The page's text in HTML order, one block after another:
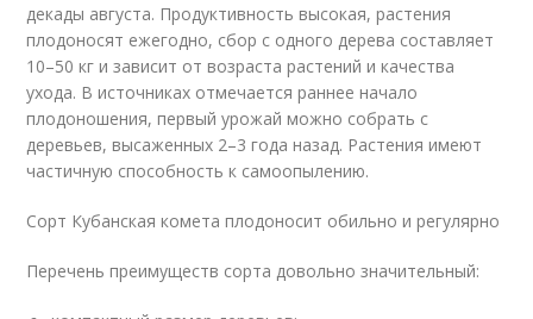
декады августа. Продуктивность высокая, растения
плодоносят ежегодно, сбор с одного дерева составляет
10–50 кг и зависит от возраста растений и качества
ухода. В источниках отмечается раннее начало
плодоношения, первый урожай можно собрать с
деревьев, высаженных 2–3 года назад. Растения имеют
частичную способность к самоопылению.
Сорт Кубанская комета плодоносит обильно и регулярно
Перечень преимуществ сорта довольно значительный: